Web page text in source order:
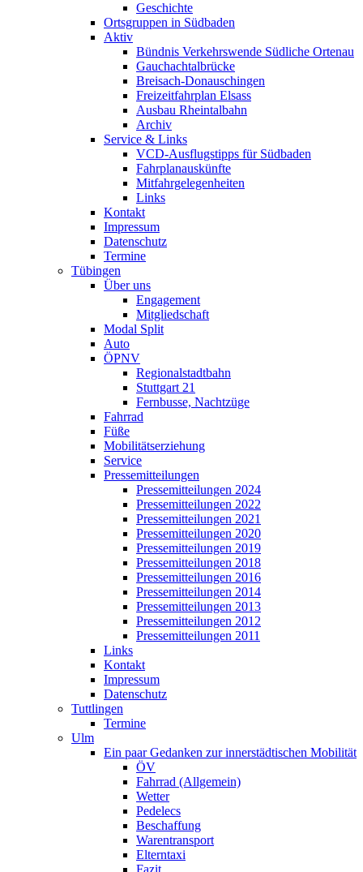
Geschichte
Ortsgruppen in Südbaden
Aktiv
Bündnis Verkehrswende Südliche Ortenau
Gauchachtalbrücke
Breisach-Donauschingen
Freizeitfahrplan Elsass
Ausbau Rheintalbahn
Archiv
Service & Links
VCD-Ausflugstipps für Südbaden
Fahrplanauskünfte
Mitfahrgelegenheiten
Links
Kontakt
Impressum
Datenschutz
Termine
Tübingen
Über uns
Engagement
Mitgliedschaft
Modal Split
Auto
ÖPNV
Regionalstadtbahn
Stuttgart 21
Fernbusse, Nachtzüge
Fahrrad
Füße
Mobilitätserziehung
Service
Pressemitteilungen
Pressemitteilungen 2024
Pressemitteilungen 2022
Pressemitteilungen 2021
Pressemitteilungen 2020
Pressemitteilungen 2019
Pressemitteilungen 2018
Pressemitteilungen 2016
Pressemitteilungen 2014
Pressemitteilungen 2013
Pressemitteilungen 2012
Pressemitteilungen 2011
Links
Kontakt
Impressum
Datenschutz
Tuttlingen
Termine
Ulm
Ein paar Gedanken zur innerstädtischen Mobilität
ÖV
Fahrrad (Allgemein)
Wetter
Pedelecs
Beschaffung
Warentransport
Elterntaxi
Fazit